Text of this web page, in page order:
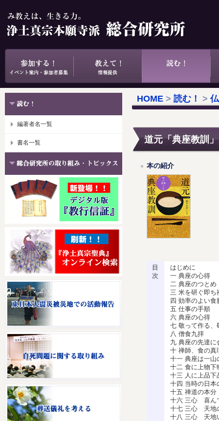
編著者名一覧
書名一覧
HOME > 読む！ >
道元「典座教訓
本の紹介
目
次
はじめに
一 典座の心得
二 典座のつとめ
三 米を研ぐ即ち
四 効率のよい食
五 仕事の手順
六 典座の心得
七 敬って作る、
八 僧食九拝
九 典座の先達に
十 禅師、食の真
十一 典座は一山
十二 食に上物下
十三 人に上品下
十四 当時の日本
十五 禅道の本分
十六 三心 喜ん
十七 三心 天地
十八 三心 天地